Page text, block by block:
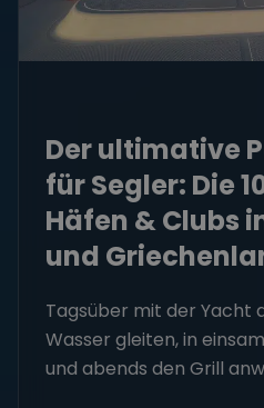
Tagsüber mit der Yacht
Wasser gleiten, in
Mehr erfahren